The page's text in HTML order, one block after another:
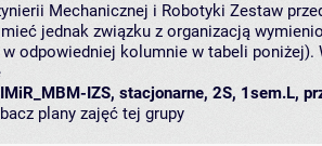
Mechanicznej i Robotyki Zestaw
jednak związku z organizacją
odpowiedniej kolumnie w tabeli
IZS, stacjonarne, 2S, 1sem.L,
plany zajęć tej grupy